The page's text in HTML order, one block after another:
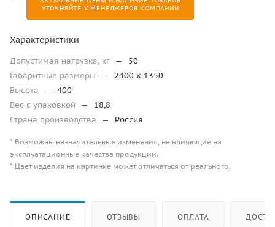
УТОЧНЯЙТЕ У МЕНЕДЖЕРОВ КОМПАНИИ
Характеристики
Допустимая нагрузка, кг —
50
Габаритные размеры
—
2400 x 1350
Высота
—
400
Вес с упаковкой
—
18,8
Страна производства
— Россия
* Возможны незначительные изменения, не влияющие на
эксплуатационные качества продукции.
* Цвет изделия на картинке может отличаться от реального.
ОПИСАНИЕ ОТЗЫВЫ ОПЛАТА